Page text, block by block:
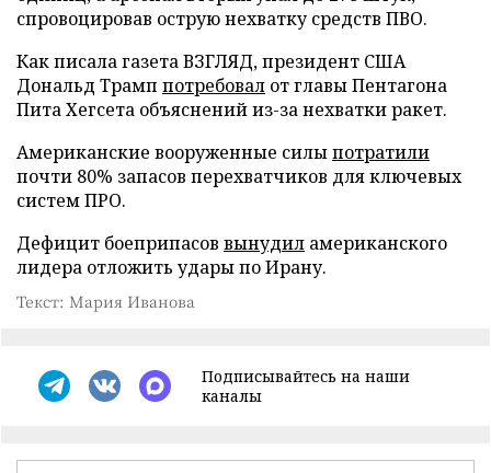
спровоцировав острую нехватку средств ПВО.
Как писала газета ВЗГЛЯД, президент США
Дональд Трамп потребовал от главы Пентагона
Пита Хегсета объяснений из-за нехватки ракет.
Американские вооруженные силыпотратили
почти 80% запасов перехватчиков для ключевых
систем ПРО.
Дефицит боеприпасов вынудил американского
лидера отложить удары по Ирану.
Текст: Мария Иванова
Подписывайтесь на наши
каналы